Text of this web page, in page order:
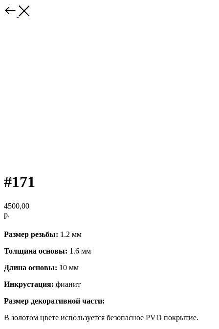
#171
4500,00
р.
Размер резьбы: 1.2 мм
Толщина основы: 1.6 мм
Длина основы: 10 мм
Инкрустация: фианит
Размер декоративной части:
В золотом цвете используется безопасное PVD покрытие.